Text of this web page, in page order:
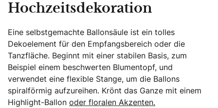
Hochzeitsdekoration
Eine selbstgemachte Ballonsäule ist ein tolles
Dekoelement für den Empfangsbereich oder die
Tanzfläche. Beginnt mit einer stabilen Basis, zum
Beispiel einem beschwerten Blumentopf, und
verwendet eine flexible Stange, um die Ballons
spiralförmig aufzureihen. Krönt das Ganze mit einem
Highlight-Ballon oder floralen Akzenten.